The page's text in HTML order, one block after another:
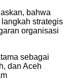
bahwa
strategis
organisasi
sebagai
dan Aceh